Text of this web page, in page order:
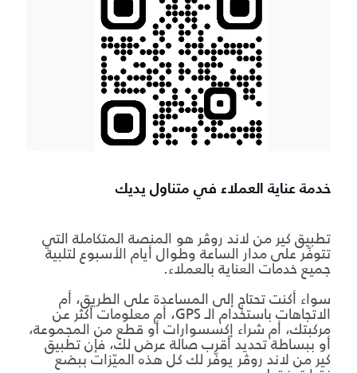
خدمة عناية العملاء في متناول يديك
تطبيق كير من لاند روڤر هو المنصة المتكاملة التي
تتوفّر على مدار الساعة وطوال أيام الأسبوع لتلبية
جميع خدمات العناية بالعملاء.
سواء أكنت تحتاج إلى المساعدة على الطريق، أم
الاتجاهات باستخدام الـ GPS، أم معلومات أكثر عن
مركبتك، أم شراء إكسسوارات أو قطع من المجموعة،
أو ببساطة تحديد أقرب صالة عرض لك، فإن تطبيق
كير من لاند روڤر يوفّر لك كل هذه الميّزات ببضع